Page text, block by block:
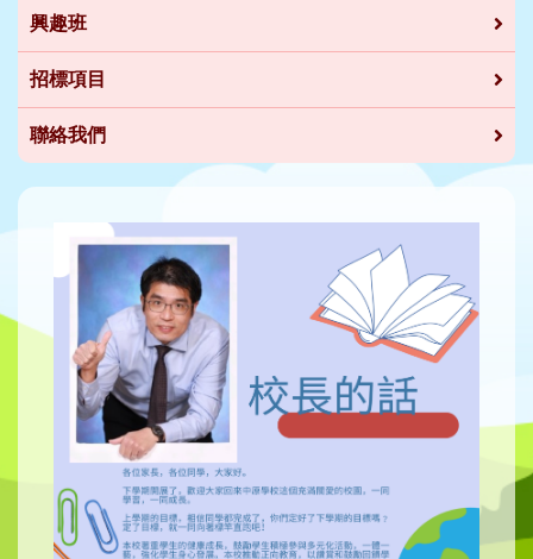
興趣班
招標項目
聯絡我們